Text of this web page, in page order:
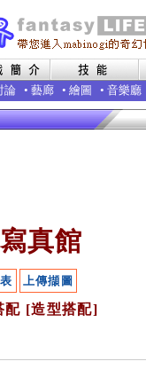
論 • 藝廊 • 繪圖 • 音樂廳
真館
上傳擷圖
配 [造型搭配]